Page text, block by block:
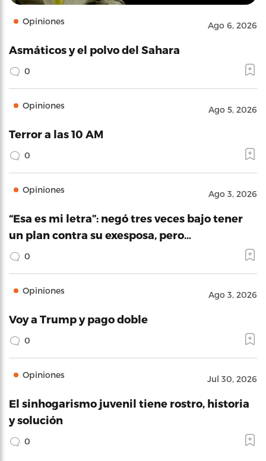
Opiniones Ago 6, 2026
Asmáticos y el polvo del Sahara
0
Opiniones Ago 5, 2026
Terror a las 10 AM
0
Opiniones Ago 3, 2026
“Esa es mi letra”: negó tres veces bajo tener
un plan contra su exesposa, pero…
0
Opiniones Ago 3, 2026
Voy a Trump y pago doble
0
Opiniones Jul 30, 2026
El sinhogarismo juvenil tiene rostro, historia
y solución
0